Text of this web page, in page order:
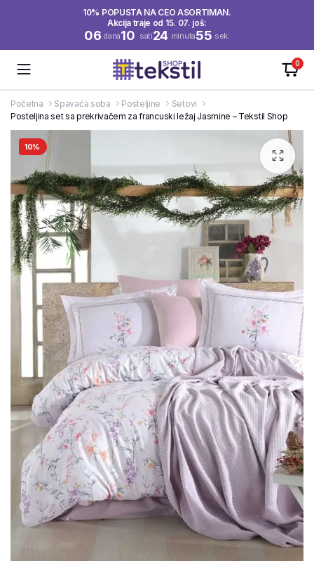
10% POPUSTA NA CEO ASORTIMAN.
Akcija traje od 15. 07. još:
06 dana10 sati24 minuta55 sek.
0
Početna Spavaća soba Posteljine
Setovi
Posteljina set sa prekrivačem za francuski ležaj Jasmine – Tekstil Shop
10%